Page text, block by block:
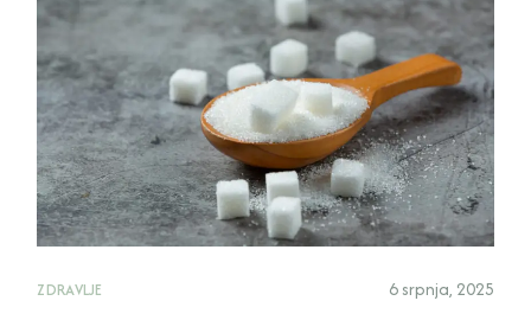
ZDRAVLJE 6 srpnja, 2025